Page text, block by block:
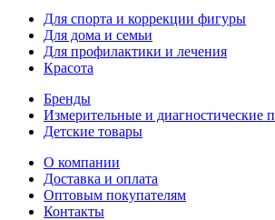
Для спорта и коррекции фигуры
Для дома и семьи
Для профилактики и лечения
Красота
Бренды
Измерительные и диагностические
Детские товары
О компании
Доставка и оплата
Оптовым покупателям
Контакты